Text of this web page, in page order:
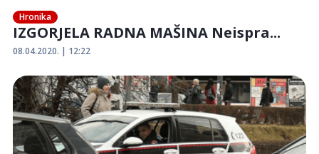
Hronika
IZGORJELA RADNA MAŠINA Neispra...
08.04.2020. | 12:22